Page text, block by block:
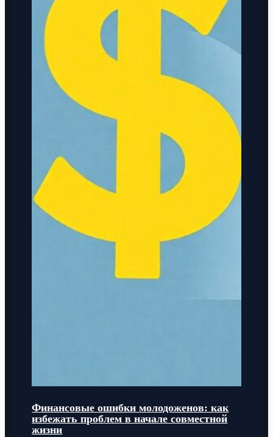
Финансовые ошибки молодоженов: как
избежать проблем в начале совместной
жизни